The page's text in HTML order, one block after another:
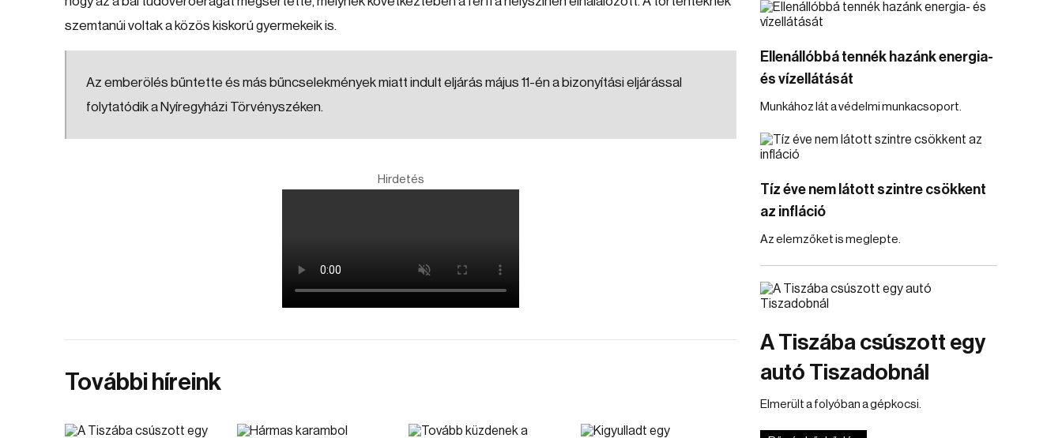
szemtanúi voltak a közös kiskorú gyermekeik is.
Az emberölés bűntette és más bűncselekmények miatt indult eljárás május 11-én a bizonyítási eljárással
folytatódik a Nyíregyházi Törvényszéken.
Hirdetés
További híreink
Ellenállóbbá tennék hazánk energia-
és vízellátását
Munkához lát a védelmi munkacsoport.
Tíz éve nem látott szintre csökkent
az infláció
Az elemzőket is meglepte.
A Tiszába csúszott egy
autó Tiszadobnál
Elmerült a folyóban a gépkocsi.